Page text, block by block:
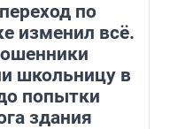
по
изменил всё.
школьницу в
попытки
здания